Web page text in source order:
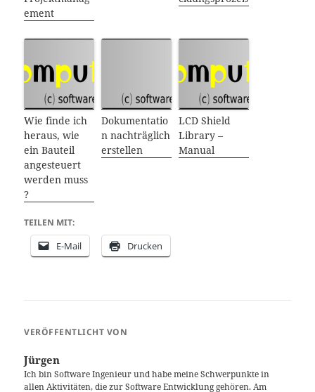
ement
Wie finde ich
heraus, wie
ein Bauteil
angesteuert
werden muss
?
Dokumentatio
n nachträglich
erstellen
LCD Shield
Library –
Manual
TEILEN MIT:
E-Mail Drucken
VERÖFFENTLICHT VON
Jürgen
Ich bin Software Ingenieur und habe meine Schwerpunkte in
allen Aktivitäten, die zur Software Entwicklung gehören. Am